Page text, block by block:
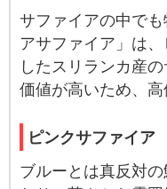
サファイアの中で
アサファイア」は
したスリランカ産
価値が高いため、高
ピンクサファイア
ブルーとは真反対